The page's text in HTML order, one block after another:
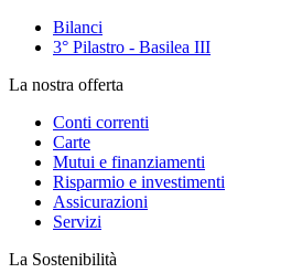
Bilanci
3° Pilastro - Basilea III
La nostra offerta
Conti correnti
Carte
Mutui e finanziamenti
Risparmio e investimenti
Assicurazioni
Servizi
La Sostenibilità